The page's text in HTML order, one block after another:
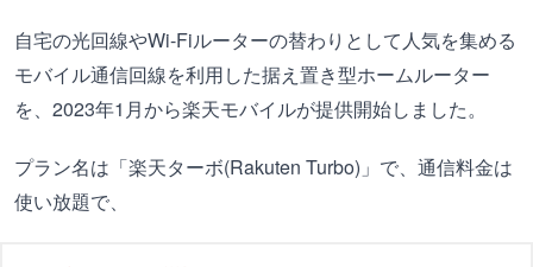
自宅の光回線やWi-Fiルーターの替わりとして人気を集める
モバイル通信回線を利用した据え置き型ホームルーター
を、2023年1月から楽天モバイルが提供開始しました。
プラン名は「楽天ターボ(Rakuten Turbo)」で、通信料金は
使い放題で、